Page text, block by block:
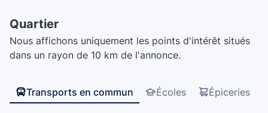
John Henderson Elementary School, John Henderson
Annex, Sir Alexander Mackenzie Elementary School,
Kumon, Sir Sandford Fleming Elementary School,
Horne Elementary School, Pierre Elliott Trudeau
Elementary School, David Thompson Secondary
Quartier
Nous affichons uniquement les points d'intérêt situés
dans un rayon de 10 km de l'annonce.
Transports en commun Écoles Épiceries